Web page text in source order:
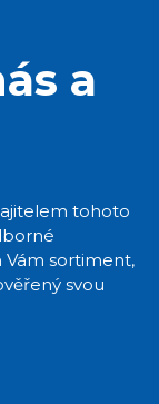
a
tohoto
sortiment,
svou